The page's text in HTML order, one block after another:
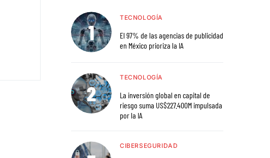
TECNOLOGÍA
El 97% de las agencias de publicidad
en México prioriza la IA
TECNOLOGÍA
La inversión global en capital de
riesgo suma US$227.400M impulsada
por la IA
CIBERSEGURIDAD